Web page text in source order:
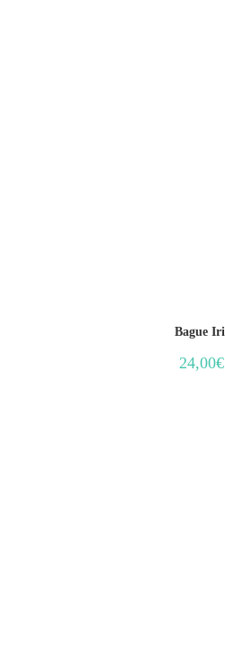
Bague
24,00€